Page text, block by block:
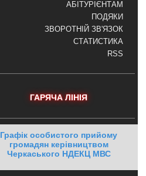
АБІТУРІЄНТАМ
ПОДЯКИ
ЗВОРОТНІЙ ЗВ'ЯЗОК
СТАТИСТИКА
RSS
ГАРЯЧА ЛІНІЯ
Графік особистого прийому
громадян керівництвом
Черкаського НДЕКЦ МВС